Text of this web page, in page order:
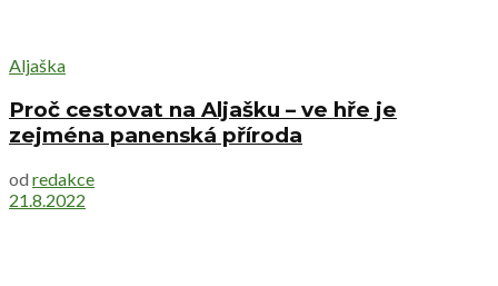
Aljaška
Proč cestovat na Aljašku – ve hře je
zejména panenská příroda
od redakce
21.8.2022